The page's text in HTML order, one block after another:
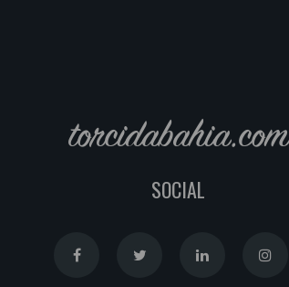
torcidabahia.com
SOCIAL